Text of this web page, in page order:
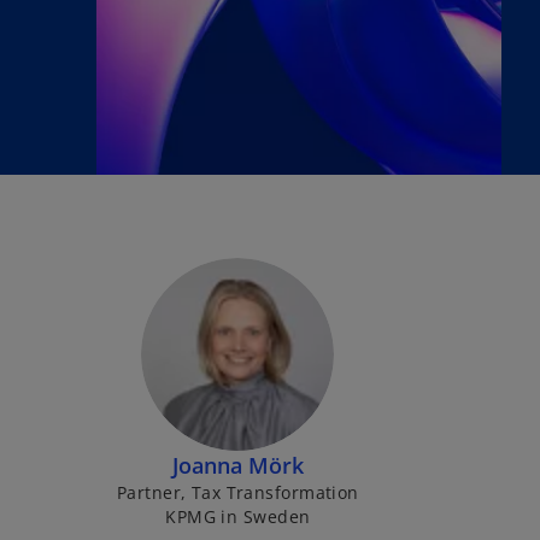
Joanna Mörk
Partner, Tax Transformation
KPMG in Sweden